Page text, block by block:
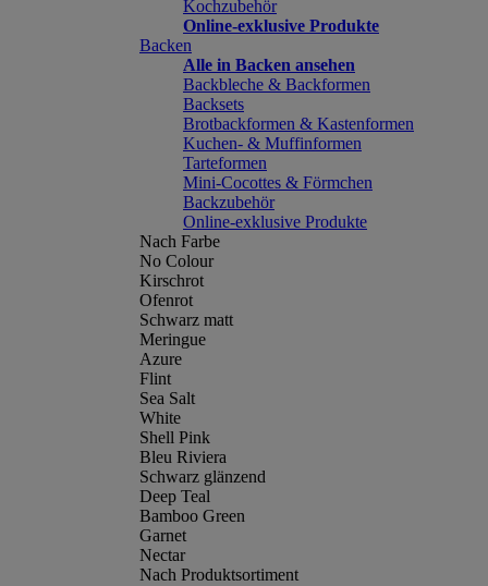
Kochzubehör
Online-exklusive Produkte
Backen
Alle in Backen ansehen
Backbleche & Backformen
Backsets
Brotbackformen & Kastenformen
Kuchen- & Muffinformen
Tarteformen
Mini-Cocottes & Förmchen
Backzubehör
Online-exklusive Produkte
Nach Farbe
No Colour
Kirschrot
Ofenrot
Schwarz matt
Meringue
Azure
Flint
Sea Salt
White
Shell Pink
Bleu Riviera
Schwarz glänzend
Deep Teal
Bamboo Green
Garnet
Nectar
Nach Produktsortiment